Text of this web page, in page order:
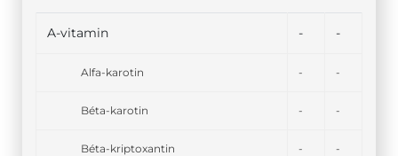
A-vitamin - -
Alfa-karotin - -
Béta-karotin - -
Béta-kriptoxantin - -